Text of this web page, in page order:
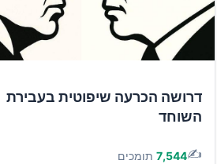
דרושה הכרעה שיפוטית בעבירת
השוחד
✍️
7,544 תומכים